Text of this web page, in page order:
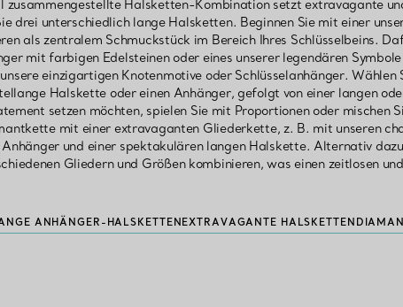
zusammengestellte Halsketten-Kombination setzt extravagante
drei unterschiedlich lange Halsketten. Beginnen Sie mit einer
als zentralem Schmuckstück im Bereich Ihres Schlüsselbeins.
mit farbigen Edelsteinen oder eines unserer legendären
einzigartigen Knotenmotive oder Schlüsselanhänger.
Halskette oder einen Anhänger, gefolgt von einer langen
setzen möchten, spielen Sie mit Proportionen oder mischen
mit einer extravaganten Gliederkette, z. B. mit unseren
und einer spektakulären langen Halskette. Alternativ
Gliedern und Größen kombinieren, was einen zeitlosen
ANHÄNGER-HALSKETTEN EXTRAVAGANTE HALSKETTEN